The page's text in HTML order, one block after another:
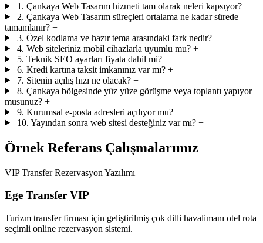
1. Çankaya Web Tasarım hizmeti tam olarak neleri kapsıyor? +
2. Çankaya Web Tasarım süreçleri ortalama ne kadar sürede
tamamlanır? +
3. Özel kodlama ve hazır tema arasındaki fark nedir? +
4. Web siteleriniz mobil cihazlarla uyumlu mu? +
5. Teknik SEO ayarları fiyata dahil mi? +
6. Kredi kartına taksit imkanınız var mı? +
7. Sitenin açılış hızı ne olacak? +
8. Çankaya bölgesinde yüz yüze görüşme veya toplantı yapıyor
musunuz? +
9. Kurumsal e-posta adresleri açılıyor mu? +
10. Yayından sonra web sitesi desteğiniz var mı? +
Örnek Referans Çalışmalarımız
VIP Transfer Rezervasyon Yazılımı
Ege Transfer VIP
Turizm transfer firması için geliştirilmiş çok dilli havalimanı otel rota
seçimli online rezervasyon sistemi.